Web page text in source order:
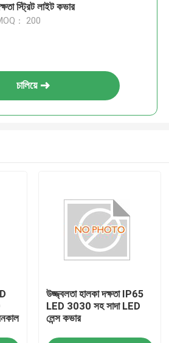
স্ট্রিট লাইট কভার
： 200
চালিয়ে
উজ্জ্বলতা হালকা দক্ষতা IP65
LED 3030 সহ সাদা LED
লেন্স কভার